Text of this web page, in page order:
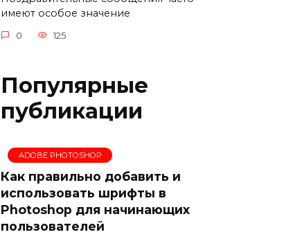
имеют особое значение
0 125
Популярные
публикации
ADOBE PHOTOSHOP
Как правильно добавить и
использовать шрифты в
Photoshop для начинающих
пользователей